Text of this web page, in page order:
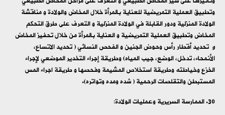
وتطبيق العملية التمريضية للعناية بالمرأة خلال المخاض والولادة و مناقشة
الولادة المنزلية ودور القابلة في الولادة المنزلية و التعرف على طرق التحكم
المخاض وتطبيق العملية التمريضية و العناية بالمرأة من خلال تحفيز المخاض
و تحديد أقطار رأس وحوض الجنين و الفحص النسائي ( تحديد الاتساع،
الأنمحاء، تدخل، الوضع، جيب المياه) وطريقة إجراء التخدير الموضعي لإجراء
الخزع وخياطته وطريقة استخلاص المشيمة وفحصها و طريقة اجراء المس
المستبطن والتقلصات الرحمية ( شده ومده وتواتره).
الممارسة السريرية وعمليات الولادة: